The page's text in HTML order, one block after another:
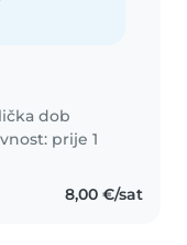
dob
prije 1
8,00 €/sat